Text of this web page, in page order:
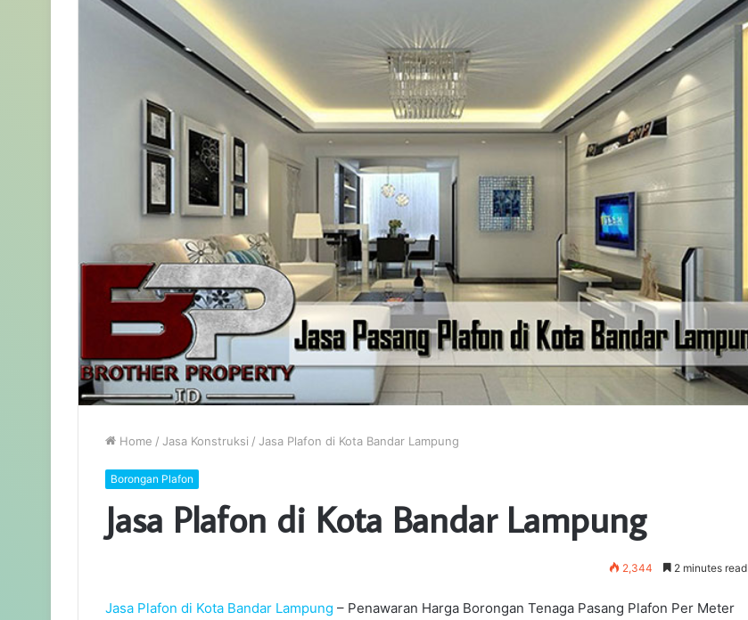
Home / Jasa Konstruksi / Jasa Plafon di Kota Bandar Lampung
Borongan Plafon
Jasa Plafon di Kota Bandar Lampung
2,344 2 minutes read
Jasa Plafon di Kota Bandar Lampung – Penawaran Harga Borongan Tenaga Pasang Plafon Per Meter